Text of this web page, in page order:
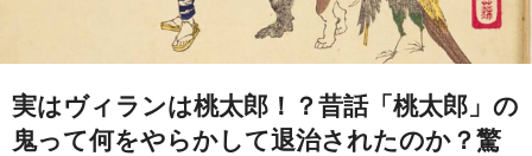
実はヴィランは桃太郎！？昔話「桃太郎」の
鬼って何をやらかして退治されたのか？驚